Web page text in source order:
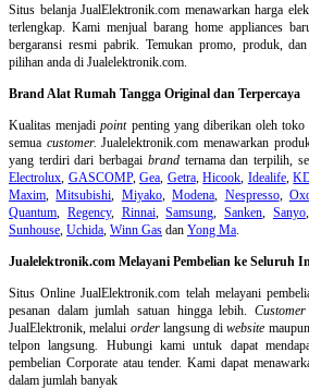
Situs belanjaJualElektronik.com menawarkan harga
terlengkap. Kami menjual barang home appliances
bergaransi resmi pabrik. Temukan promo, produk,
pilihan anda di Jualelektronik.com.
Brand Alat Rumah Tangga Original dan Terpercaya
Kualitas menjadipointpenting yang diberikan oleh toko
semua customer. Jualelektronik.com menawarkan
yang terdiri dari berbagai brandternama dan terpilih,
Electrolux GASCOMP,Gea Getra,Hicook Idealife,
Maxim ,Mitsubishi Miyako,Modena Nespresso,
Quantum
Regency, Rinnai,Samsung ,Sanken Sanyo,
Sunhouse Uchida Winn Gas dan Yong Ma
Jualelektronik.com Melayani Pembelian ke Seluruh
Situs Online JualElektronik.com telah melayani
pesanan dalam jumlah satuan hingga lebih. Customer
JualElektronik, melalui orderlangsung diwebsite maupun
telpon langsung
Hubungi kami untuk dapat
pembelian Corporate atau tender. Kami dapat
dalam jumlah banyak